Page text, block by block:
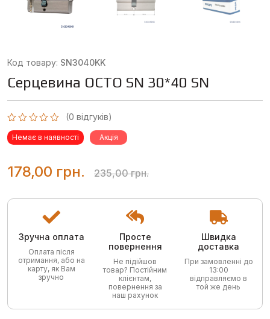
Код товару: SN3040KK
Серцевина OCTO SN 30*40 SN
Оцінено
в
0
(0 відгуків)
Немає в наявності Акція
235,00грн.
Оригінальна
235,00 грн..
178,00 грн.
Поточна
178,00 грн..
Зручна оплата
Оплата після
отримання, або на
карту, як Вам
зручно
Просте
повернення
Не підійшов
товар? Постійним
клієнтам,
повернення за
наш рахунок
Швидка
доставка
При замовленні до
13:00
відправляємо в
той же день